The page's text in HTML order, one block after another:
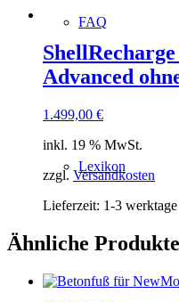
FAQ
Lexikon
Advanced
1.499,00 €
inkl. 19 % MwSt.
zzgl. Versandkosten
Lieferzeit: 1-3 werktage
Ähnliche Produkte